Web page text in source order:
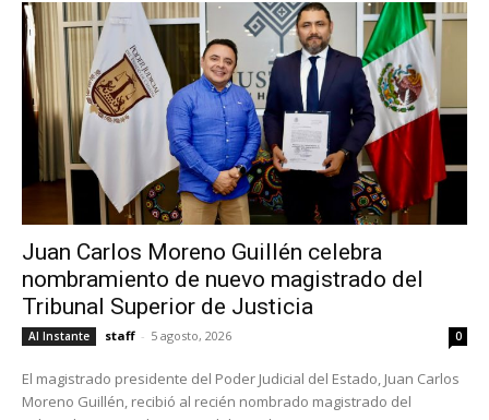
Juan Carlos Moreno Guillén celebra
nombramiento de nuevo magistrado del
Tribunal Superior de Justicia
Al Instante staff - 5 agosto, 2026 0
El magistrado presidente del Poder Judicial del Estado, Juan Carlos
Moreno Guillén, recibió al recién nombrado magistrado del